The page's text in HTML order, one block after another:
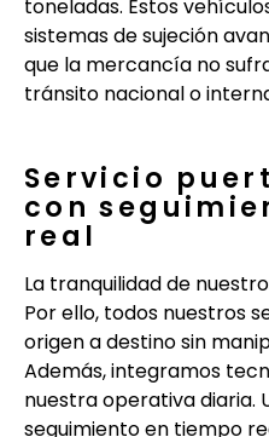
toneladas. Estos
sistemas de sujeción
que la mercancía no
tránsito nacional o
Servicio
con
real
La tranquilidad de
Por ello, todos nuestros
origen a destino sin
Además, integramos
nuestra operativa diaria.
seguimiento en tiempo